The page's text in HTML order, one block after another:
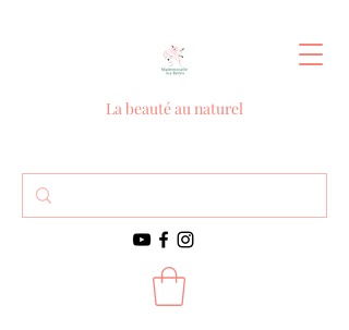
La beauté au naturel